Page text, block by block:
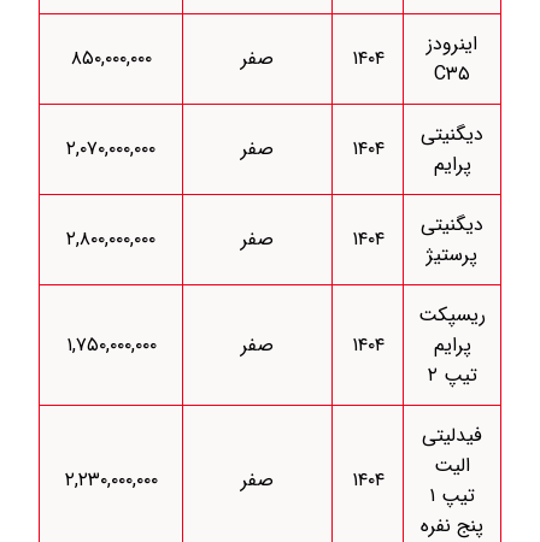
اینرودز
C۳۵
۱۴۰۴ صفر ۸۵۰,۰۰۰,۰۰۰
دیگنیتی
پرایم
۱۴۰۴ صفر ۲,۰۷۰,۰۰۰,۰۰۰
دیگنیتی
پرستیژ
۱۴۰۴ صفر ۲,۸۰۰,۰۰۰,۰۰۰
ریسپکت
پرایم
تیپ ۲
۱۴۰۴ صفر ۱,۷۵۰,۰۰۰,۰۰۰
فیدلیتی
الیت
تیپ ۱
پنج نفره
۱۴۰۴ صفر ۲,۲۳۰,۰۰۰,۰۰۰